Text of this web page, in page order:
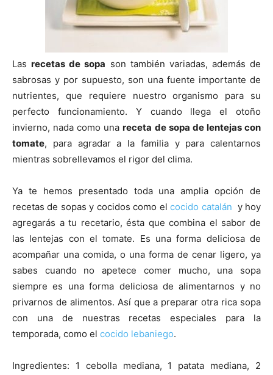
|
Receta
Online
Recetas
Lasrecetas de sopa son también variadas, además de
sabrosas y por supuesto, son una fuente importante de
nutrientes, que requiere nuestro organismo para su
perfecto funcionamiento. Y cuando llega el otoño
invierno, nada como unareceta de sopa de lentejas con
tomate, para agradar a la familia y para calentarnos
mientras sobrellevamos el rigor del clima.
Ya te hemos presentado toda una amplia opción de
recetas de sopas y cocidos como elcocido catalán y hoy
agregarás a tu recetario, ésta que combina el sabor de
las lentejas con el tomate. Es una forma deliciosa de
acompañar una comida, o una forma de cenar ligero, ya
sabes cuando no apetece comer mucho, una sopa
siempre es una forma deliciosa de alimentarnos y no
privarnos de alimentos. Así que a preparar otra rica sopa
con una de nuestras recetas especiales para la
temporada, como el cocido lebaniego.
Ingredientes: 1 cebolla mediana, 1 patata mediana, 2